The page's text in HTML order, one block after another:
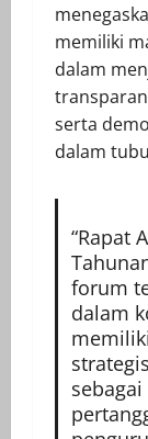
memiliki
dalam
serta
dalam
“Rapat
forum
dalam